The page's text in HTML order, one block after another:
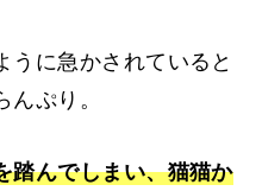
うに急かされていると
ぷり。
踏んでしまい、猫猫か